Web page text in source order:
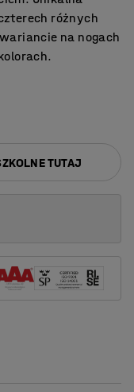
różnych
na nogach
TUTAJ